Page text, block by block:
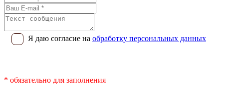
Я даю согласие на обработку персональных данных
* обязательно для заполнения